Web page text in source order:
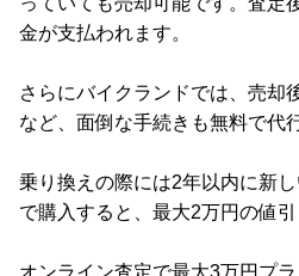
金が支払われます。
さらにバイクランドでは、売却
など、面倒な手続きも無料で代
乗り換えの際には2年以内に新
で購入すると、最大2万円の値引
オンライン査定で最大3万円プ